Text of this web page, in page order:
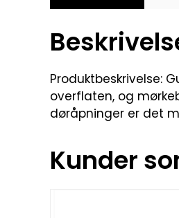
Produktbeskrivelse:
overflaten, og
døråpninger er det
Kunder